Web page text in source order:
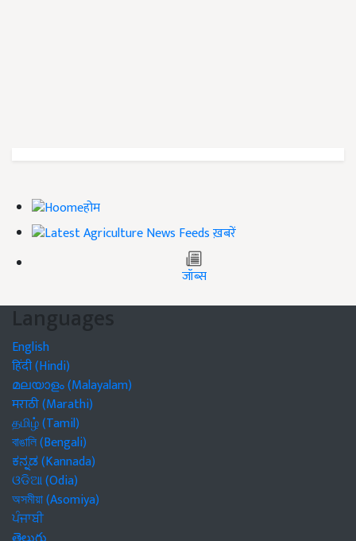
होम
ख़बरें
जॉब्स
Languages
English
हिंदी (Hindi)
മലയാളം (Malayalam)
मराठी (Marathi)
தமிழ் (Tamil)
বাঙালি (Bengali)
ಕನ್ನಡ (Kannada)
ଓଡିଆ (Odia)
অসমীয়া (Asomiya)
ਪੰਜਾਬੀ